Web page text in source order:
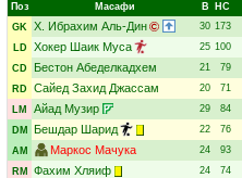
Поз Масафи В НC
GK Х. Ибрахим Аль-Дин 30 173
LD
Хокер Шаик Муса 25 100
CD
Бестон Абеделкадхем 21 79
RD Сайед Захид Джассам 20 71
LM
Айад Музир 29 84
DM
Бешдар Шарид 22 76
AM
Маркос Мачука 24 93
RM
Фахим Хляиф 24 74